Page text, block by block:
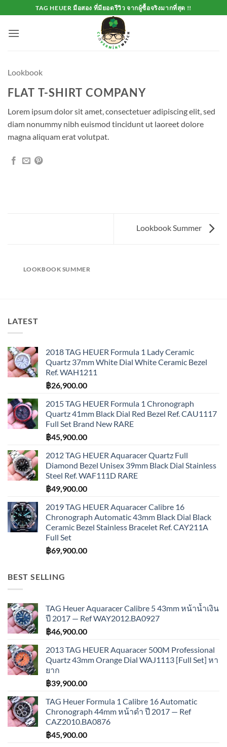
to
content
TAG HEUER มือสอง ที่มียอดรีวิว จากผู้ซื้อจริงมากที่สุด !!
Lookbook
FLAT T-SHIRT COMPANY
Lorem ipsum dolor sit amet, consectetuer adipiscing elit, sed
diam nonummy nibh euismod tincidunt ut laoreet dolore
magna aliquam erat volutpat.
Lookbook Summer
LOOKBOOK SUMMER
LATEST
2018 TAG HEUER Formula 1 Lady Ceramic
Quartz 37mm White Dial White Ceramic Bezel
Ref. WAH1211
฿26,900.00
2015 TAG HEUER Formula 1 Chronograph
Quartz 41mm Black Dial Red Bezel Ref. CAU1117
Full Set Brand New RARE
฿45,900.00
2012 TAG HEUER Aquaracer Quartz Full
Diamond Bezel Unisex 39mm Black Dial Stainless
Steel Ref. WAF111D RARE
฿49,900.00
2019 TAG HEUER Aquaracer Calibre 16
Chronograph Automatic 43mm Black Dial Black
Ceramic Bezel Stainless Bracelet Ref. CAY211A
Full Set
฿69,900.00
BEST SELLING
TAG Heuer Aquaracer Calibre 5 43mm หน้าน้ำเงิน
ปี 2017 — Ref WAY2012.BA0927
฿46,900.00
2013 TAG HEUER Aquaracer 500M Professional
Quartz 43mm Orange Dial WAJ1113 [Full Set] หา
ยาก
฿39,900.00
TAG Heuer Formula 1 Calibre 16 Automatic
Chronograph 44mm หน้าดำ ปี 2017 — Ref
CAZ2010.BA0876
฿45,900.00